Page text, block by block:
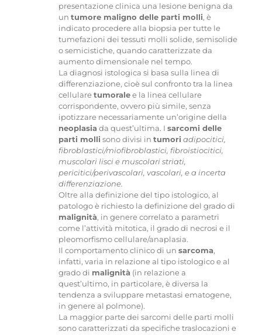
presentazione clinica una lesione benigna da
untumore maligno delle parti molli, è
indicato procedere alla biopsia per tutte le
tumefazioni dei tessuti molli solide, semisolide
o semicistiche, quando caratterizzate da
aumento dimensionale nel tempo.
La diagnosi istologica si basa sulla linea di
differenziazione, cioè sul confronto tra la linea
cellularetumoralee la linea cellulare
corrispondente, ovvero più simile, senza
ipotizzare necessariamente un’origine della
neoplasia da quest’ultima. Isarcomi delle
parti molli sono divisi intumori adipocitici,
fibroblastici/miofibroblastici, fibroistiocitici,
muscolari lisci e muscolari striati,
pericitici/perivascolari, vascolari, e a incerta
differenziazione.
Oltre alla definizione del tipo istologico, al
patologo è richiesto la definizione del grado di
malignità, in genere correlato a parametri
come l’attività mitotica, il grado di necrosi e il
pleomorfismo cellulare/anaplasia.
Il comportamento clinico di unsarcoma,
infatti, varia in relazione al tipo istologico e al
grado di malignità (in relazione a
quest’ultimo, in particolare, è diversa la
tendenza a sviluppare metastasi ematogene,
in genere al polmone).
La maggior parte dei sarcomi delle parti molli
sono caratterizzati da specifiche traslocazioni e